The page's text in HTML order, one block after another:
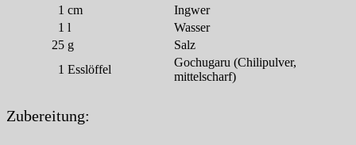
1 cm
Ingwer
1 l
Wasser
25 g
Salz
1 Esslöffel
Gochugaru (Chilipulver,
mittelscharf)
Zubereitung: